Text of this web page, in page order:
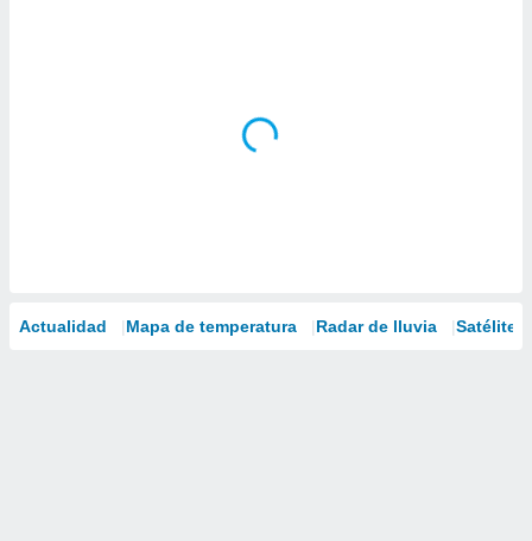
Actualidad Mapa de temperatura Radar de lluvia Satélites